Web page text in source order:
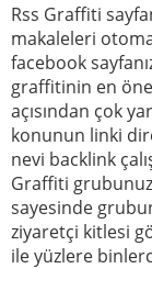
Rss Graffiti
makaleleri
facebook
graffitinin en
açısından çok
konunun linki
nevi backlink
Graffiti
sayesinde
ziyaretçi kitlesi
ile yüzlere